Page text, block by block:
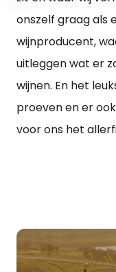
onszelf graag als
wijnproducent,
uitleggen wat er
wijnen. En het
proeven en er
voor ons het